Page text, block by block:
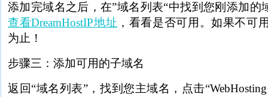
添加完域名之后，在”域名列表“中找到您刚添加的
查看DreamHostIP地址 ，看看是否可用。如果不可
为止！
步骤三：添加可用的子域名
返回“域名列表”，找到您主域名，点击